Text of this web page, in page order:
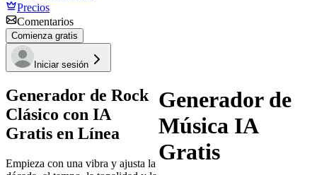
Precios
Comentarios
Comienza gratis
Iniciar sesión
Generador de Rock
Clásico con IA
Gratis en Línea
Empieza con una vibra y ajusta la
Generador de
Música IA
Gratis